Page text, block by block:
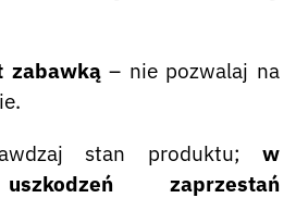
zabawką– nie pozwalaj na
stan produktu; w
zaprzestań